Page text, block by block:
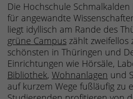
Die Hochschule
für angewandte
liegt idyllisch am Rande des
grüne Campus zählt
schönsten in Thüringen und
Einrichtungen wie Hörsäle,
Bibliothek, Wohnanlagen und
auf kurzem Wege fußläufig zu